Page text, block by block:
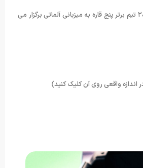
شهریور ۱۳۹۴) با حضور ۲۰ تیم برتر پنج قاره به میزبانی آلماتی برگزار می
واقعی روی آن کلیک کنید)